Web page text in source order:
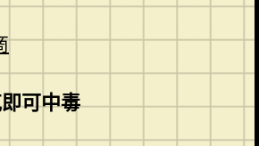
可中毒